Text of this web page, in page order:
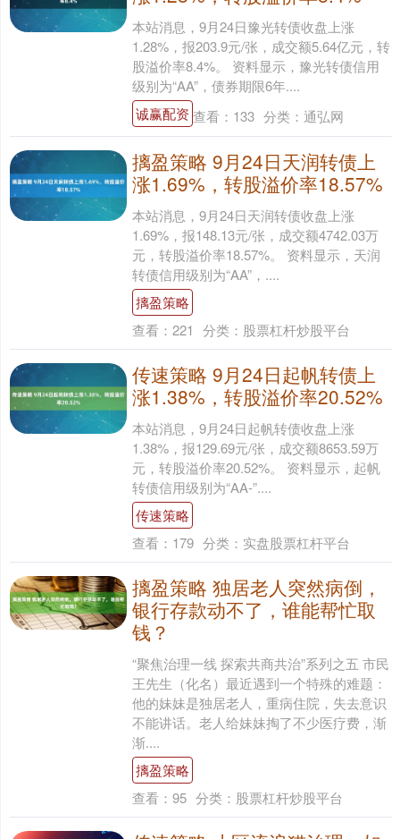
本站消息，9月24日豫光转债收盘上涨
1.28%，报203.9元/张，成交额5.64亿元，转
股溢价率8.4%。 资料显示，豫光转债信用
级别为“AA”，债券期限6年....
诚赢配资 查看： 133 分类： 通弘网
摛盈策略 9月24日天润转债上
涨1.69%，转股溢价率18.57%
本站消息，9月24日天润转债收盘上涨
1.69%，报148.13元/张，成交额4742.03万
元，转股溢价率18.57%。 资料显示，天润
转债信用级别为“AA”，....
摛盈策略
查看： 221 分类： 股票杠杆炒股平台
传速策略 9月24日起帆转债上
涨1.38%，转股溢价率20.52%
本站消息，9月24日起帆转债收盘上涨
1.38%，报129.69元/张，成交额8653.59万
元，转股溢价率20.52%。 资料显示，起帆
转债信用级别为“AA-”....
传速策略
查看： 179 分类： 实盘股票杠杆平台
摛盈策略 独居老人突然病倒，
银行存款动不了，谁能帮忙取
钱？
“聚焦治理一线 探索共商共治”系列之五 市民
王先生（化名）最近遇到一个特殊的难题：
他的妹妹是独居老人，重病住院，失去意识
不能讲话。老人给妹妹掏了不少医疗费，渐
渐....
摛盈策略
查看： 95 分类： 股票杠杆炒股平台